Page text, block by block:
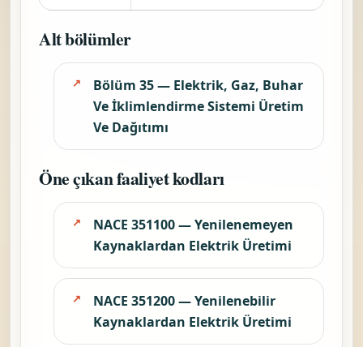
Alt bölümler
Bölüm 35 — Elektrik, Gaz, Buhar
Ve İklimlendirme Sistemi Üretim
Ve Dağıtımı
Öne çıkan faaliyet kodları
NACE 351100 — Yenilenemeyen
Kaynaklardan Elektrik Üretimi
NACE 351200 — Yenilenebilir
Kaynaklardan Elektrik Üretimi